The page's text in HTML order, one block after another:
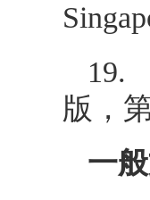
19.
版，
一